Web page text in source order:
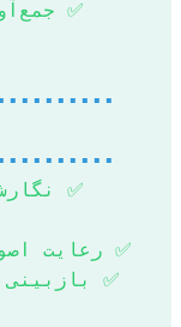
✅
✅
✅ رعایت
✅